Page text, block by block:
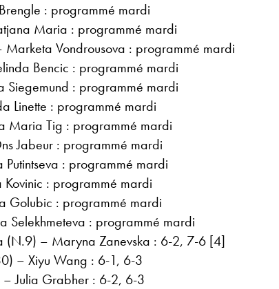
: programmé mardi
Maria : programmé mardi
Marketa Vondrousova : programmé mardi
Bencic : programmé mardi
Siegemund : programmé mardi
Linette : programmé mardi
Maria Tig : programmé mardi
Jabeur : programmé mardi
Putintseva : programmé mardi
Kovinic : programmé mardi
Golubic : programmé mardi
Selekhmeteva : programmé mardi
(N.9) – Maryna Zanevska : 6-2, 7-6 [4]
– Xiyu Wang : 6-1, 6-3
– Julia Grabher : 6-2, 6-3